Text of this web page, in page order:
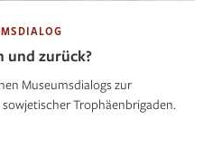
und zurück?
Museumsdialogs zur
Trophäenbrigaden.